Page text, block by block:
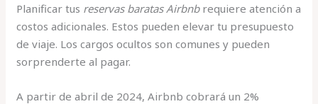
Planificar tus reservas baratas Airbnbrequiere atención a
costos adicionales. Estos pueden elevar tu presupuesto
de viaje. Los cargos ocultos son comunes y pueden
sorprenderte al pagar.
A partir de abril de 2024, Airbnb cobrará un 2%